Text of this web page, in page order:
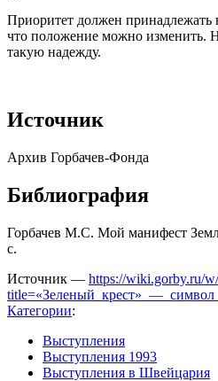
Приоритет должен принадлежать
что положение можно изменить.
такую надежду.
Источник
Архив Горбачев-Фонда
Библиография
Горбачев М.С. Мой манифест
с.
Источник — https://wiki.gorby.ru/
Категории:
Выступления
Выступления 1993
Выступления в Швейцария